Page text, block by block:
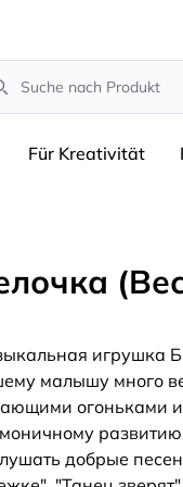
Für Kreativität
игрушка
малышу много
огоньками и
добрые